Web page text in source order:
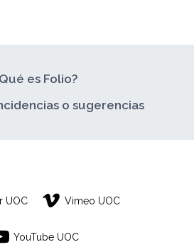
es Folio?
o sugerencias
UOC Vimeo UOC
YouTube UOC